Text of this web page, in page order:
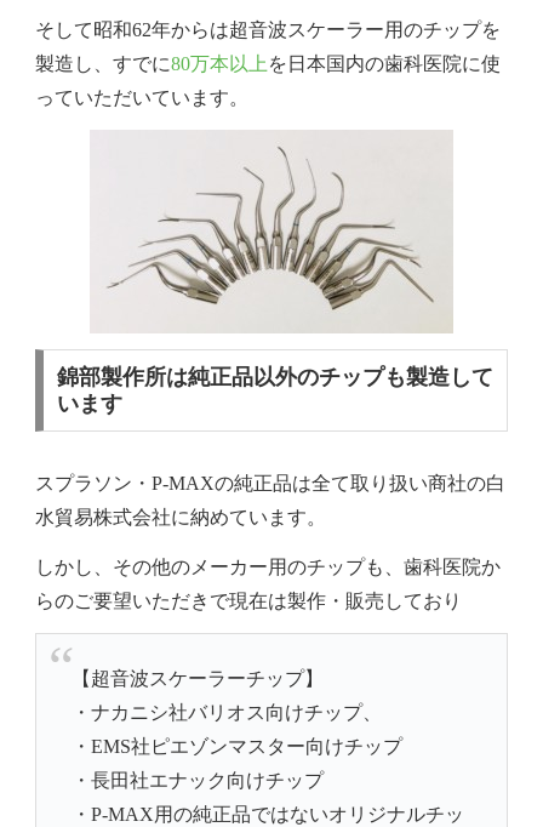
そして昭和62年からは超音波スケーラー用のチップを
製造し、すでに80万本以上 を日本国内の歯科医院に使
っていただいています。
錦部製作所は純正品以外のチップも製造して
います
スプラソン・P-MAXの純正品は全て取り扱い商社の白
水貿易株式会社に納めています。
しかし、その他のメーカー用のチップも、歯科医院か
らのご要望いただきで現在は製作・販売しており
【超音波スケーラーチップ】
・ナカニシ社バリオス向けチップ、
・EMS社ピエゾンマスター向けチップ
・長田社エナック向けチップ
・P-MAX用の純正品ではないオリジナルチッ